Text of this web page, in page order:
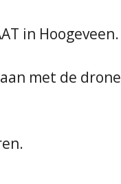
in Hoogeveen.
met de drone